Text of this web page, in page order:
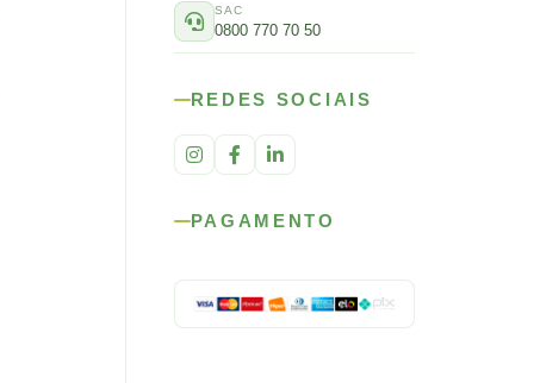
SAC
0800 770 70 50
REDES SOCIAIS
PAGAMENTO